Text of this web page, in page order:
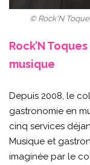
© Rock'N
Rock’N
musique
Depuis 2008, le
gastronomie en
cinq services
Musique et
imaginée par le